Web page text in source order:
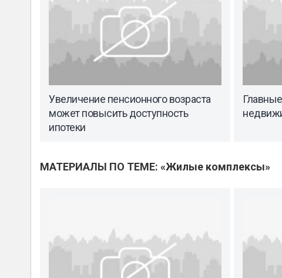
Увеличение пенсионного возраста
может повысить доступность
ипотеки
МАТЕРИАЛЫ ПО ТЕМЕ: «Жилые комплексы»